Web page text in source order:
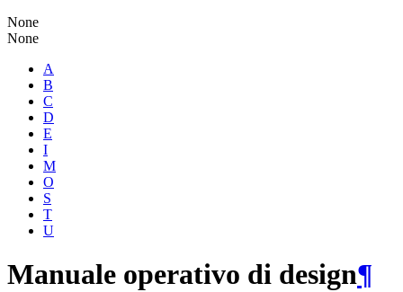
None
None
A
B
C
D
E
I
M
O
S
T
U
Manuale operativo di design¶